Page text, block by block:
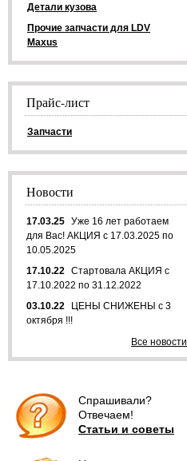
Детали кузова
Прочие запчасти для LDV
Maxus
Прайс-лист
Запчасти
Новости
17.03.25 Уже 16 лет работаем
для Вас! АКЦИЯ с 17.03.2025 по
10.05.2025
17.10.22 Стартовала АКЦИЯ с
17.10.2022 по 31.12.2022
03.10.22
ЦЕНЫ СНИЖЕНЫ с 3
октября !!!
Все новости
Спрашивали?
Отвечаем!
Статьи и советы